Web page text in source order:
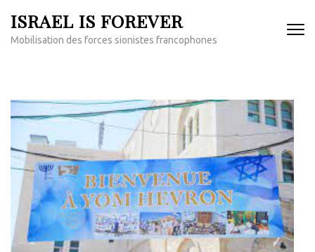
au
contenu
ISRAEL IS FOREVER
Mobilisation des forces sionistes francophones